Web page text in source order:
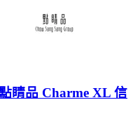
睛品 Charme XL 信